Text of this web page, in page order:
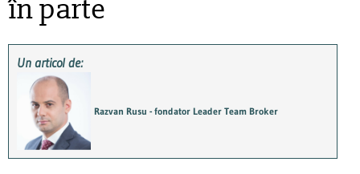
în parte
Un articol de:
Razvan Rusu - fondator Leader Team Broker